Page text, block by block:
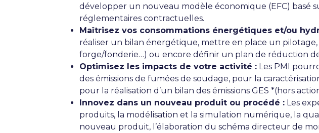
développer un nouveau modèle économique (EFC) basé
réglementaires contractuelles.
Maîtrisez vos consommations énergétiques et/ou
réaliser un bilan énergétique, mettre en place un
forge/fonderie…) ou encore définir un plan de réduction
Optimisez les impacts de votre activité : Les PMI
des émissions de fumées de soudage, pour la
pour la réalisation d’un bilan des émissions GES *(hors
Innovez dans un nouveau produit ou procédé : Les
produits, la modélisation et la simulation numérique, la
nouveau produit, l’élaboration du schéma directeur de